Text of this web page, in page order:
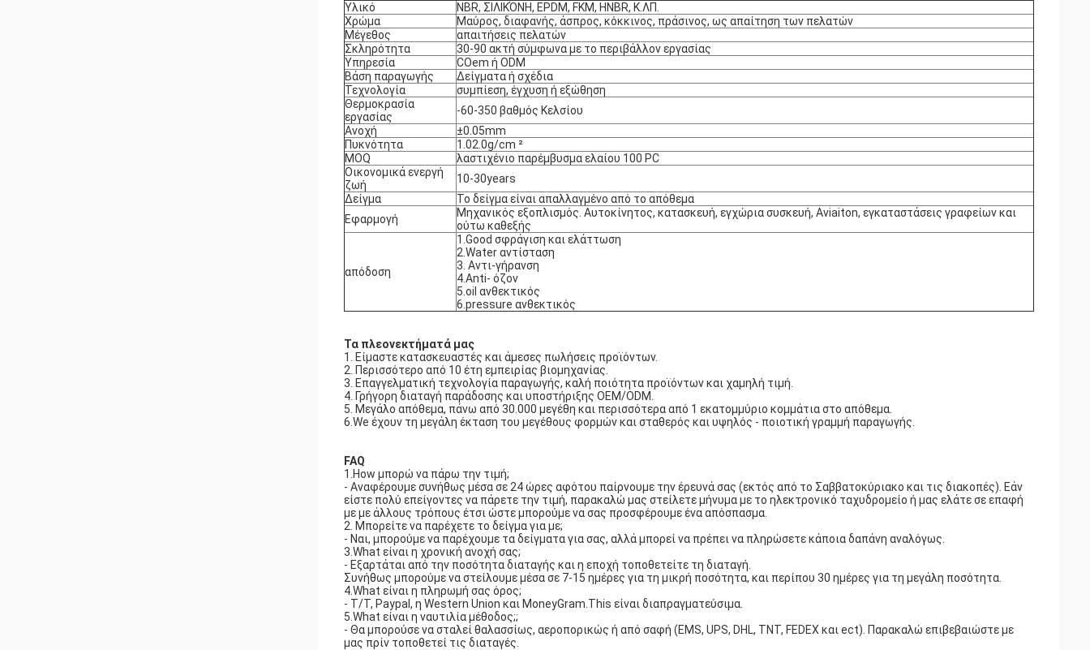
Υλικό
NBR, ΣΙΛΙΚΌΝΗ, EPDM, FKM, HNBR, Κ.ΛΠ.
Χρώμα
Μαύρος, διαφανής, άσπρος, κόκκινος, πράσινος, ως απαίτηση των πελατών
Μέγεθος
απαιτήσεις πελατών
Σκληρότητα
30-90 ακτή σύμφωνα με το περιβάλλον εργασίας
Υπηρεσία
COem ή ODM
Βάση παραγωγής
Δείγματα ή σχέδια
Τεχνολογία
συμπίεση, έγχυση ή εξώθηση
Θερμοκρασία
εργασίας
-60-350 βαθμός Κελσίου
Ανοχή
±0.05mm
Πυκνότητα
1.02.0g/cm ²
MOQ
λαστιχένιο παρέμβυσμα ελαίου 100 PC
Οικονομικά ενεργή
ζωή
10-30years
Δείγμα
Το δείγμα είναι απαλλαγμένο από το απόθεμα
Εφαρμογή
Μηχανικός εξοπλισμός. Αυτοκίνητος, κατασκευή, εγχώρια συσκευή, Aviaiton, εγκαταστάσεις γραφείων και
ούτω καθεξής
απόδοση
1.Good σφράγιση και ελάττωση
2.Water αντίσταση
3. Αντι-γήρανση
4.Anti- όζον
5.oil ανθεκτικός
6.pressure ανθεκτικός
Τα πλεονεκτήματά μας
1. Είμαστε κατασκευαστές και άμεσες πωλήσεις προϊόντων.
2. Περισσότερο από 10 έτη εμπειρίας βιομηχανίας.
3. Επαγγελματική τεχνολογία παραγωγής, καλή ποιότητα προϊόντων και χαμηλή τιμή.
4. Γρήγορη διαταγή παράδοσης και υποστήριξης OEM/ODM.
5. Μεγάλο απόθεμα, πάνω από 30.000 μεγέθη και περισσότερα από 1 εκατομμύριο κομμάτια στο απόθεμα.
6.We έχουν τη μεγάλη έκταση του μεγέθους φορμών και σταθερός και υψηλός - ποιοτική γραμμή παραγωγής.
FAQ
1.How μπορώ να πάρω την τιμή;
- Αναφέρουμε συνήθως μέσα σε 24 ώρες αφότου παίρνουμε την έρευνά σας (εκτός από το Σαββατοκύριακο και τις διακοπές). Εάν
είστε πολύ επείγοντες να πάρετε την τιμή, παρακαλώ μας στείλετε μήνυμα με το ηλεκτρονικό ταχυδρομείο ή μας ελάτε σε επαφή
με με άλλους τρόπους έτσι ώστε μπορούμε να σας προσφέρουμε ένα απόσπασμα.
2. Μπορείτε να παρέχετε το δείγμα για με;
- Ναι, μπορούμε να παρέχουμε τα δείγματα για σας, αλλά μπορεί να πρέπει να πληρώσετε κάποια δαπάνη αναλόγως.
3.What είναι η χρονική ανοχή σας;
- Εξαρτάται από την ποσότητα διαταγής και η εποχή τοποθετείτε τη διαταγή.
Συνήθως μπορούμε να στείλουμε μέσα σε 7-15 ημέρες για τη μικρή ποσότητα, και περίπου 30 ημέρες για τη μεγάλη ποσότητα.
4.What είναι η πληρωμή σας όρος;
- T/T, Paypal, η Western Union και MoneyGram.This είναι διαπραγματεύσιμα.
5.What είναι η ναυτιλία μέθοδος;;
- Θα μπορούσε να σταλεί θαλασσίως, αεροπορικώς ή από σαφή (EMS, UPS, DHL, TNT, FEDEX και ect). Παρακαλώ επιβεβαιώστε με
μας πρίν τοποθετεί τις διαταγές.